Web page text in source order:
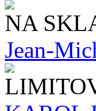
NA
Jean-